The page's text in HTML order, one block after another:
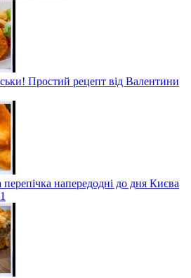
Простий рецепт від Валентини
напередодні до дня Києва